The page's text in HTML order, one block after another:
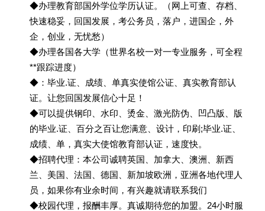
◆办理教育部国外学位学历认证。（网上可查、存档、
快速稳妥，回国发展，考公务员，落户，进国企，外
企，创业，无忧愁）
◆办理各国各大学（世界名校一对一专业服务，可全程
**跟踪进度）
◆：毕业.证、成绩、单真实使馆公证、真实教育部认
证。让您回国发展信心十足！
◆可以提供钢印、水印、烫金、激光防伪、凹凸版、版
的毕业.证、百分之百让您满意、设计，印刷;毕业.证、
成绩、单，真实大使馆教育部认证，速度快。
◆招聘代理：本公司诚聘英国、加拿大、澳洲、新西
兰、美国、法国、德国、新加坡欧洲，亚洲各地代理人
员，如果你有业余时间，有兴趣就请联系我们
◆校园代理，报酬丰厚。真诚期待您的加盟。24小时服